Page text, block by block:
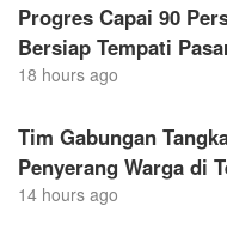
Progres Capai 90
Bersiap Tempati
18 hours ago
Tim Gabungan
Penyerang Warga di
14 hours ago